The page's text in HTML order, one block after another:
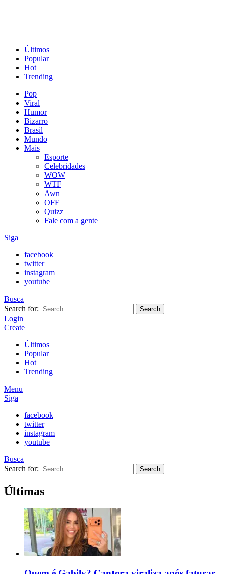
Últimos
Popular
Hot
Trending
Pop
Viral
Humor
Bizarro
Brasil
Mundo
Mais
Esporte
Celebridades
WOW
WTF
Awn
OFF
Quizz
Fale com a gente
Siga
facebook
twitter
instagram
youtube
Busca
Search for:
Search
Login
Create
Últimos
Popular
Hot
Trending
Menu
Siga
facebook
twitter
instagram
youtube
Busca
Search for:
Search
Últimas